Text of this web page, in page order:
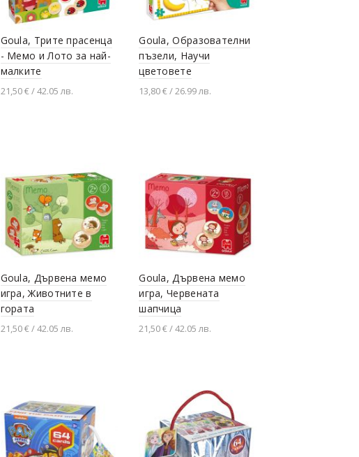
Goula, Трите прасенца
- Мемо и Лото за най-
малките
21,50 € / 42.05 лв.
Goula, Образователни
пъзели, Научи
цветовете
13,80 € / 26.99 лв.
Goula, Дървена мемо
игра, Животните в
гората
21,50 € / 42.05 лв.
Goula, Дървена мемо
игра, Червената
шапчица
21,50 € / 42.05 лв.